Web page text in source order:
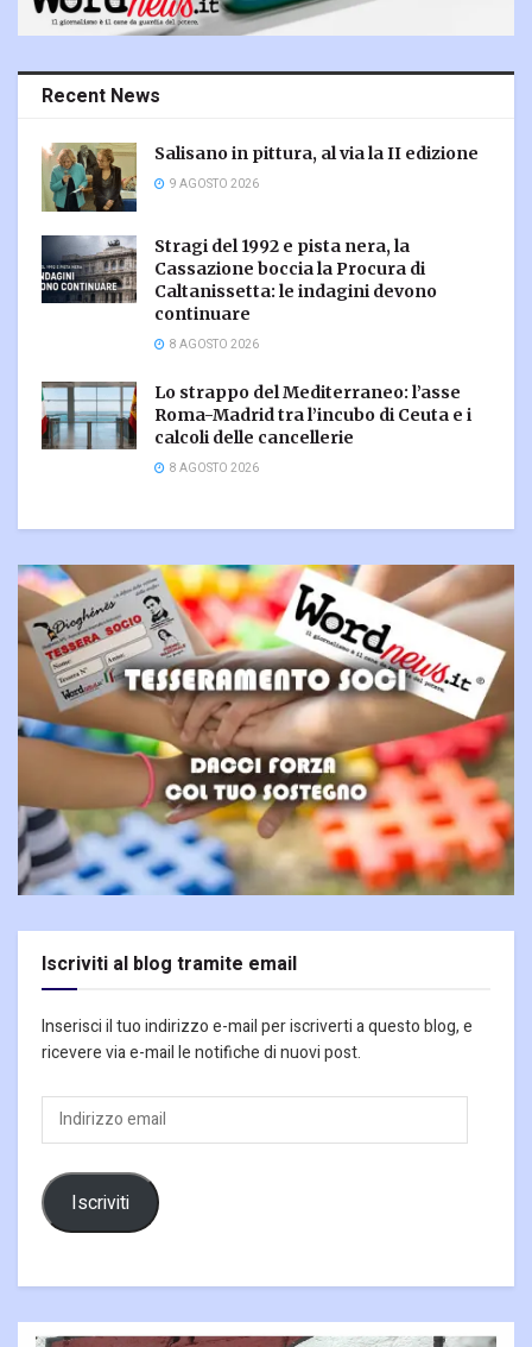
Recent News
Salisano in pittura, al via la II edizione
9 AGOSTO 2026
Stragi del 1992 e pista nera, la
Cassazione boccia la Procura di
Caltanissetta: le indagini devono
continuare
8 AGOSTO 2026
Lo strappo del Mediterraneo: l’asse
Roma-Madrid tra l’incubo di Ceuta e i
calcoli delle cancellerie
8 AGOSTO 2026
Iscriviti al blog tramite email
Inserisci il tuo indirizzo e-mail per iscriverti a questo blog, e
ricevere via e-mail le notifiche di nuovi post.
Indirizzo
email
Iscriviti